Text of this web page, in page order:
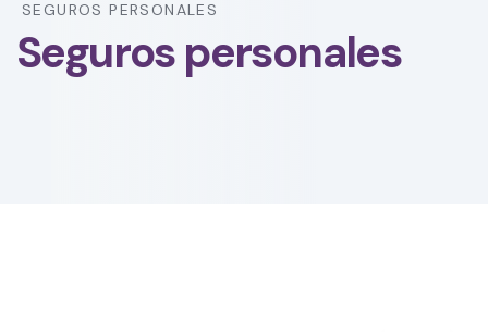
SEGUROS PERSONALES
Seguros personales